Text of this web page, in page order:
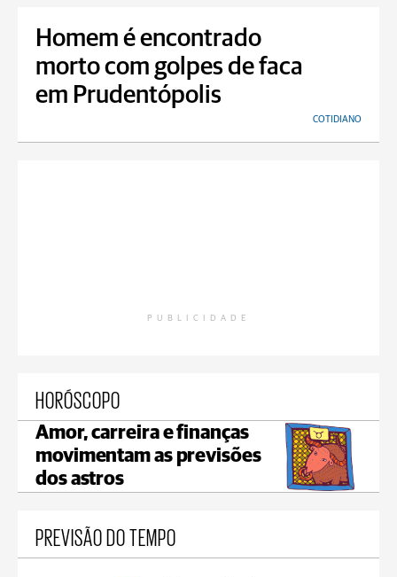
Homem é encontrado
morto com golpes de faca
em Prudentópolis
COTIDIANO
PUBLICIDADE
HORÓSCOPO
Amor, carreira e finanças
movimentam as previsões
dos astros
PREVISÃO DO TEMPO